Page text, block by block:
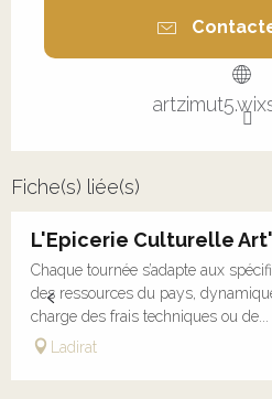
Fiche(s) liée(s)
L'Epicerie Culturelle
Chaque tournée s’adapte aux
des ressources du pays,
charge des frais techniques ou de...
Ladirat